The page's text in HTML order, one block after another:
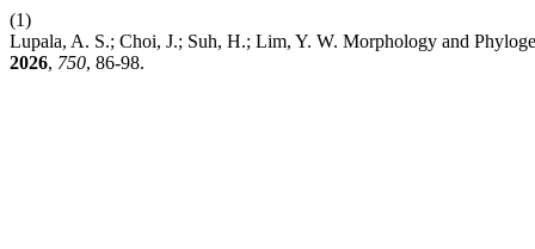
(1)
Lupala, A. S.; Choi, J.; Suh, H.; Lim, Y. W. Morphology and
2026, 750, 86-98.